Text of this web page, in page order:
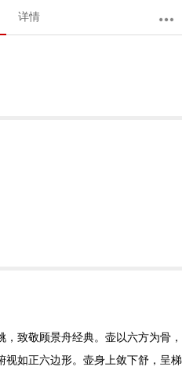
详情
致敬顾景舟经典。壶以六方为骨，
视如正六边形。壶身上敛下舒，呈梯